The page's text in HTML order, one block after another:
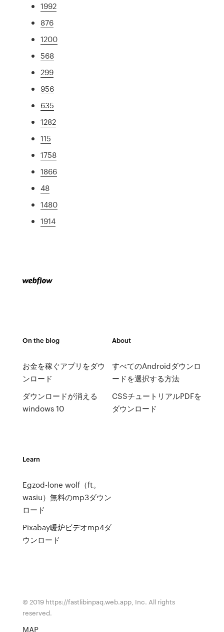
1992
876
1200
568
299
956
635
1282
115
1758
1866
48
1480
1914
On the blog
お金を稼ぐアプリをダウ
ンロード
ダウンロードが消える
windows 10
About
すべてのAndroidダウンロ
ードを選択する方法
CSSチュートリアルPDFを
ダウンロード
Learn
Egzod-lone wolf（ft。
wasiu）無料のmp3ダウン
ロード
Pixabay暖炉ビデオmp4ダ
ウンロード
© 2019 https://fastlibinpaq.web.app, Inc. All rights
reserved.
MAP